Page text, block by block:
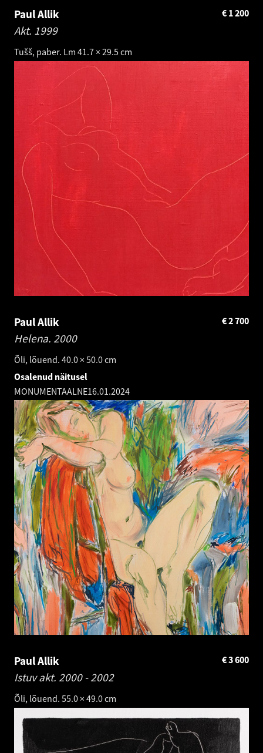
Paul Allik
Akt. 1999
Tušš, paber. Lm 41.7 × 29.5 cm
1 200
€
Paul Allik
Helena. 2000
Õli, lõuend. 40.0 × 50.0 cm
2 700
€
Osalenud näitusel
MONUMENTAALNE16.01.2024
Paul Allik
Istuv akt. 2000 - 2002
Õli, lõuend. 55.0 × 49.0 cm
3 600
€